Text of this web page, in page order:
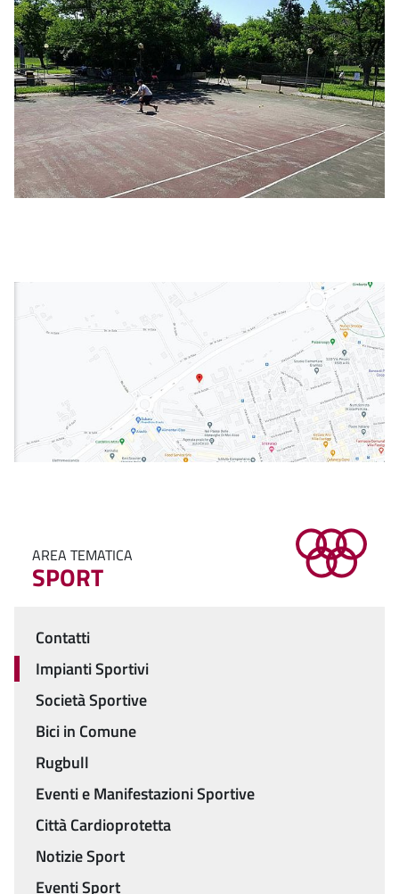
AREA TEMATICA
SPORT
Menu
Contatti
Impianti Sportivi
Società Sportive
Bici in Comune
Rugbull
Eventi e Manifestazioni Sportive
Città Cardioprotetta
Notizie Sport
Eventi Sport